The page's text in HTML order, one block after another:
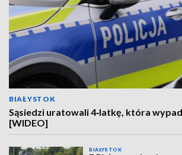
BIAŁYSTOK
Sąsiedzi uratowali 4‑latkę, która
[WIDEO]
BIAŁYSTOK